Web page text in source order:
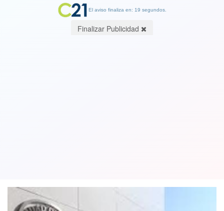
El aviso finaliza en: 19 segundos.
Finalizar Publicidad